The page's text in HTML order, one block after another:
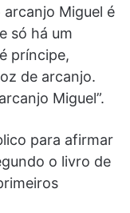
arcanjo Miguel é
só há um
príncipe,
de arcanjo.
Miguel”.
para afirmar
o livro de